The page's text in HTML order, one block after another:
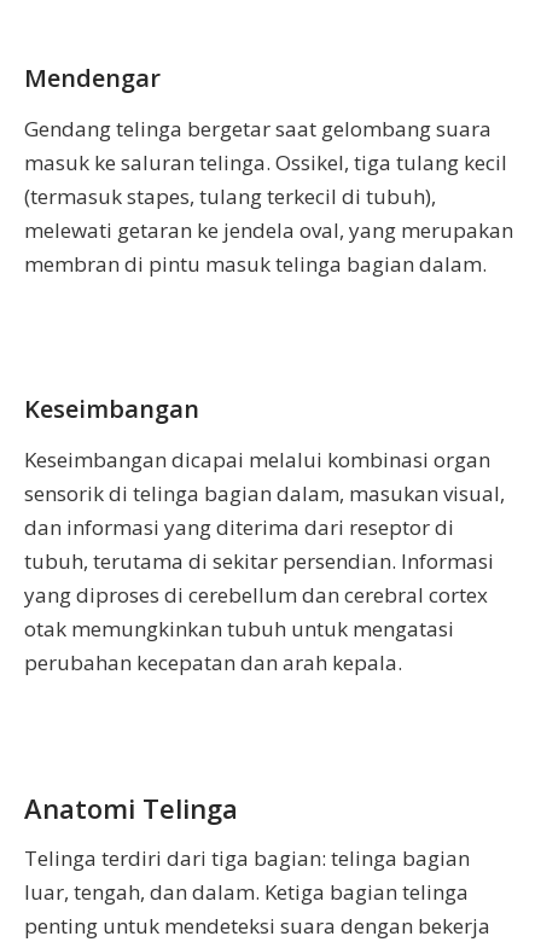
Mendengar
Gendang telinga bergetar saat gelombang suara
masuk ke saluran telinga. Ossikel, tiga tulang kecil
(termasuk stapes, tulang terkecil di tubuh),
melewati getaran ke jendela oval, yang merupakan
membran di pintu masuk telinga bagian dalam.
Keseimbangan
Keseimbangan dicapai melalui kombinasi organ
sensorik di telinga bagian dalam, masukan visual,
dan informasi yang diterima dari reseptor di
tubuh, terutama di sekitar persendian. Informasi
yang diproses di cerebellum dan cerebral cortex
otak memungkinkan tubuh untuk mengatasi
perubahan kecepatan dan arah kepala.
Anatomi Telinga
Telinga terdiri dari tiga bagian: telinga bagian
luar, tengah, dan dalam. Ketiga bagian telinga
penting untuk mendeteksi suara dengan bekerja